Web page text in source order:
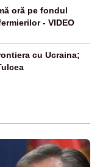
oră pe fondul
- VIDEO
cu Ucraina;